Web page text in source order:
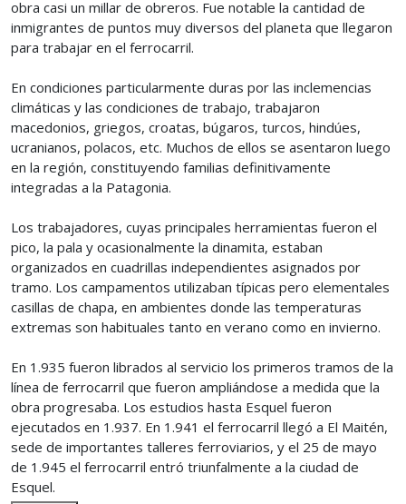
obra casi un millar de obreros. Fue notable la cantidad de
inmigrantes de puntos muy diversos del planeta que llegaron
para trabajar en el ferrocarril.
En condiciones particularmente duras por las inclemencias
climáticas y las condiciones de trabajo, trabajaron
macedonios, griegos, croatas, búgaros, turcos, hindúes,
ucranianos, polacos, etc. Muchos de ellos se asentaron luego
en la región, constituyendo familias definitivamente
integradas a la Patagonia.
Los trabajadores, cuyas principales herramientas fueron el
pico, la pala y ocasionalmente la dinamita, estaban
organizados en cuadrillas independientes asignados por
tramo. Los campamentos utilizaban típicas pero elementales
casillas de chapa, en ambientes donde las temperaturas
extremas son habituales tanto en verano como en invierno.
En 1.935 fueron librados al servicio los primeros tramos de la
línea de ferrocarril que fueron ampliándose a medida que la
obra progresaba. Los estudios hasta Esquel fueron
ejecutados en 1.937. En 1.941 el ferrocarril llegó a El Maitén,
sede de importantes talleres ferroviarios, y el 25 de mayo
de 1.945 el ferrocarril entró triunfalmente a la ciudad de
Esquel.